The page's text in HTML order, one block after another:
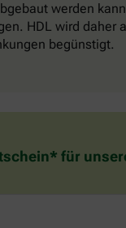
werden
HDL wird daher
begünstigt.
für